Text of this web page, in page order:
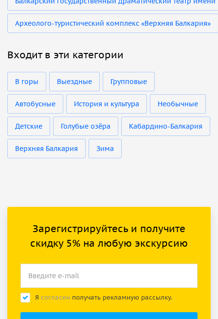
Археолого-туристический комплекс «Верхняя Балкария»
Входит в эти категории
В горы Выездные Групповые
Автобусные История и культура Необычные
Детские Голубые озёра Кабардино-Балкария
Верхняя Балкария Зима
Зарегистрируйтесь и получите
скидку 5% на любую экскурсию
Я согласен получать рекламную рассылку.